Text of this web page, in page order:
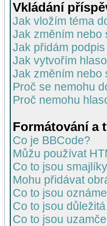
Vkládání
Jak vložím téma
Jak změním nebo
Jak přidám
Jak vytvořím
Jak změním nebo
Proč se nemohu
Proč nemohu
Formátování a
Co je BBCode?
Můžu používat
Co to jsou
Mohu přidávat
Co to jsou
Co to jsou
Co to jsou